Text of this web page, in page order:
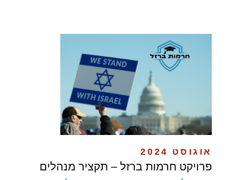
אוגוסט 2024
פרויקט חרמות ברזל – תקציר מנהלים